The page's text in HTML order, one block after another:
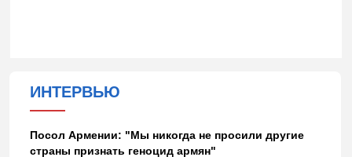
ИНТЕРВЬЮ
Посол Армении: "Мы никогда не просили другие
страны признать геноцид армян"